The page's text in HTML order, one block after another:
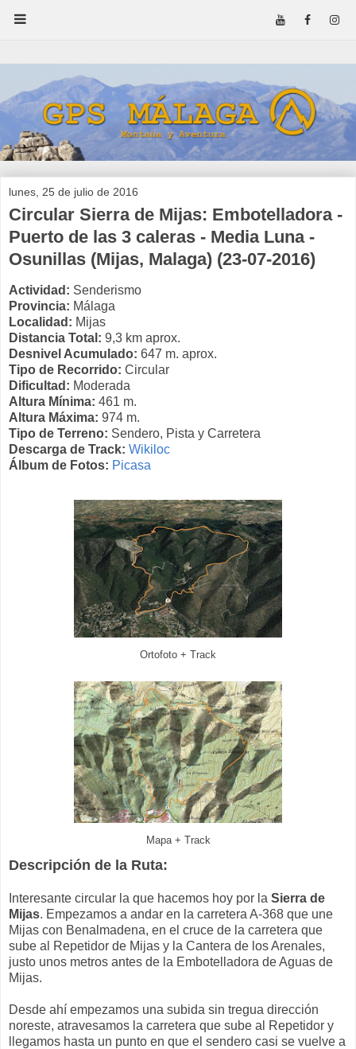
lunes, 25 de julio de 2016
Circular Sierra de Mijas: Embotelladora -
Puerto de las 3 caleras - Media Luna -
Osunillas (Mijas, Malaga) (23-07-2016)
Actividad: Senderismo
Provincia: Málaga
Localidad: Mijas
Distancia Total: 9,3 km aprox.
Desnivel Acumulado: 647 m. aprox.
Tipo de Recorrido: Circular
Dificultad: Moderada
Altura Mínima: 461 m.
Altura Máxima: 974 m.
Tipo de Terreno: Sendero, Pista y Carretera
Descarga de Track: Wikiloc
Álbum de Fotos: Picasa
Ortofoto + Track
Mapa + Track
Descripción de la Ruta:
Interesante circular la que hacemos hoy por la Sierra de
Mijas. Empezamos a andar en la carretera A-368 que une
Mijas con Benalmadena, en el cruce de la carretera que
sube al Repetidor de Mijas y la Cantera de los Arenales,
justo unos metros antes de la Embotelladora de Aguas de
Mijas.
Desde ahí empezamos una subida sin tregua dirección
noreste, atravesamos la carretera que sube al Repetidor y
llegamos hasta un punto en que el sendero casi se vuelve a